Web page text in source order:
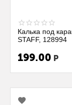
Калька под
STAFF, 128994
199.00 Р